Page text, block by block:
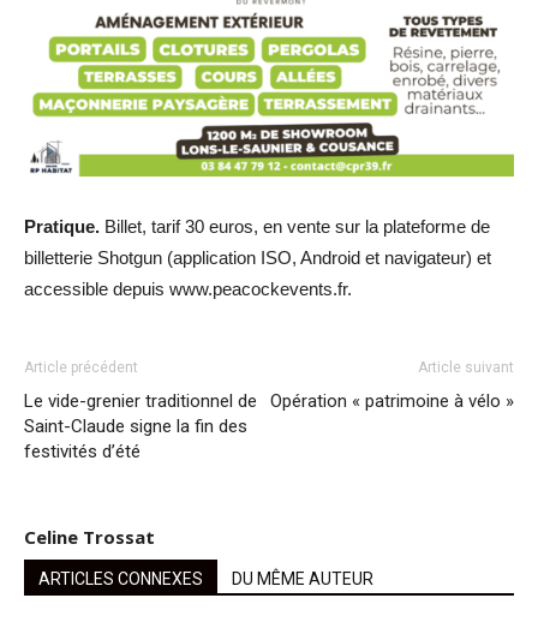
Pratique. Billet, tarif 30 euros, en vente sur la plateforme de
billetterie Shotgun (application ISO, Android et navigateur) et
accessible depuis www.peacockevents.fr.
Article précédent
Le vide-grenier traditionnel de
Saint-Claude signe la fin des
festivités d’été
Article suivant
Opération « patrimoine à vélo »
Celine Trossat
ARTICLES CONNEXES DU MÊME AUTEUR